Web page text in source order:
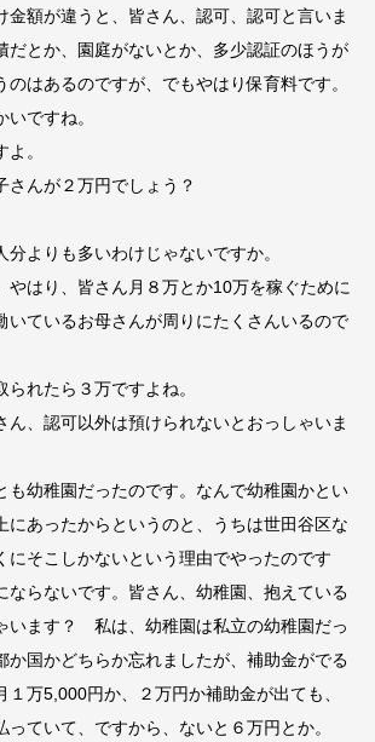
金額が違うと、皆さん、認可、認可と言いま
だとか、園庭がないとか、多少認証のほうが
のはあるのですが、でもやはり保育料です。
ですね。
。
さんが２万円でしょう？
よりも多いわけじゃないですか。
やはり、皆さん月８万とか10万を稼ぐために
いているお母さんが周りにたくさんいるので
れたら３万ですよね。
ん、認可以外は預けられないとおっしゃいま
も幼稚園だったのです。なんで幼稚園かとい
にあったからというのと、うちは世田谷区な
にそこしかないという理由でやったのです
ならないです。皆さん、幼稚園、抱えている
います？ 私は、幼稚園は私立の幼稚園だっ
か国かどちらか忘れましたが、補助金がでる
１万5,000円か、２万円か補助金が出ても、
っていて、ですから、ないと６万円とか。